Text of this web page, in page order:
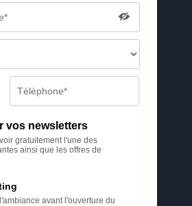
vos newsletters
gratuitement l'une des
ainsi que les offres de
avant l'ouverture du